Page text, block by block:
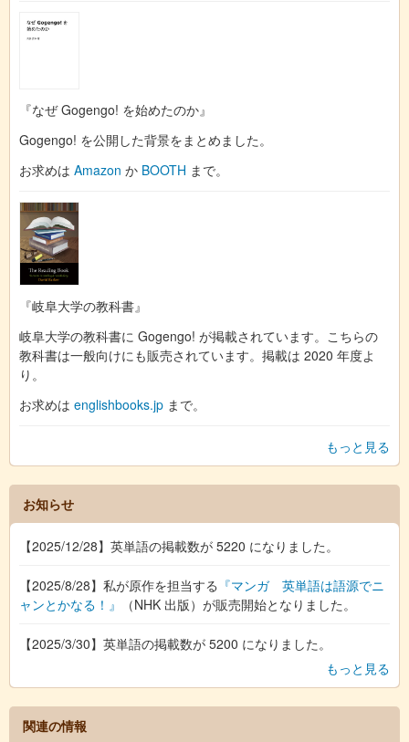
『なぜ Gogengo! を始めたのか』
Gogengo! を公開した背景をまとめました。
お求めは Amazon か BOOTH まで。
『岐阜大学の教科書』
岐阜大学の教科書に Gogengo! が掲載されています。こちらの
教科書は一般向けにも販売されています。掲載は 2020 年度よ
り。
お求めは englishbooks.jp まで。
もっと見る
お知らせ
【2025/12/28】英単語の掲載数が 5220 になりました。
【2025/8/28】私が原作を担当する 『マンガ 英単語は語源でニ
ャンとかなる！』
（NHK 出版）が販売開始となりました。
【2025/3/30】英単語の掲載数が 5200 になりました。
もっと見る
関連の情報